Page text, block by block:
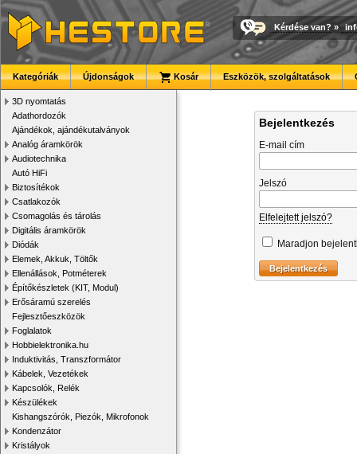
Kérdése van? »
Kategóriák Újdonságok Kosár Eszközök, szolgáltatások
3D nyomtatás
Adathordozók
Ajándékok, ajándékutalványok
Analóg áramkörök
Audiotechnika
Autó HiFi
Biztosítékok
Csatlakozók
Csomagolás és tárolás
Digitális áramkörök
Diódák
Elemek, Akkuk, Töltők
Ellenállások, Potméterek
Építőkészletek (KIT, Modul)
Erősáramú szerelés
Fejlesztőeszközök
Foglalatok
Hobbielektronika.hu
Induktivitás, Transzformátor
Kábelek, Vezetékek
Kapcsolók, Relék
Készülékek
Kishangszórók, Piezók, Mikrofonok
Kondenzátor
Kristályok
Bejelentkezés
E-mail cím
Jelszó
Elfelejtett jelszó?
Maradjon